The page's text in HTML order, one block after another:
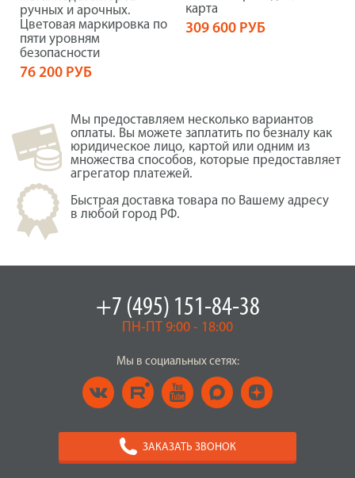
ручных и арочных.
Цветовая маркировка по
пяти уровням
безопасности
76 200 РУБ
карта
309 600 РУБ
Мы предоставляем несколько вариантов
оплаты. Вы можете заплатить по безналу как
юридическое лицо, картой или одним из
множества способов, которые предоставляет
агрегатор платежей.
Быстрая доставка товара по Вашему адресу
в любой город РФ.
+7 (495) 151-84-38
ПН-ПТ 9:00 - 18:00
Мы в социальных сетях:
ЗАКАЗАТЬ ЗВОНОК